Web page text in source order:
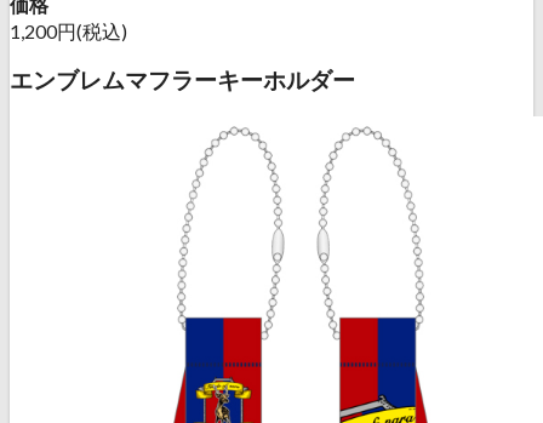
1,200円(税込)
エンブレムマフラーキーホルダー